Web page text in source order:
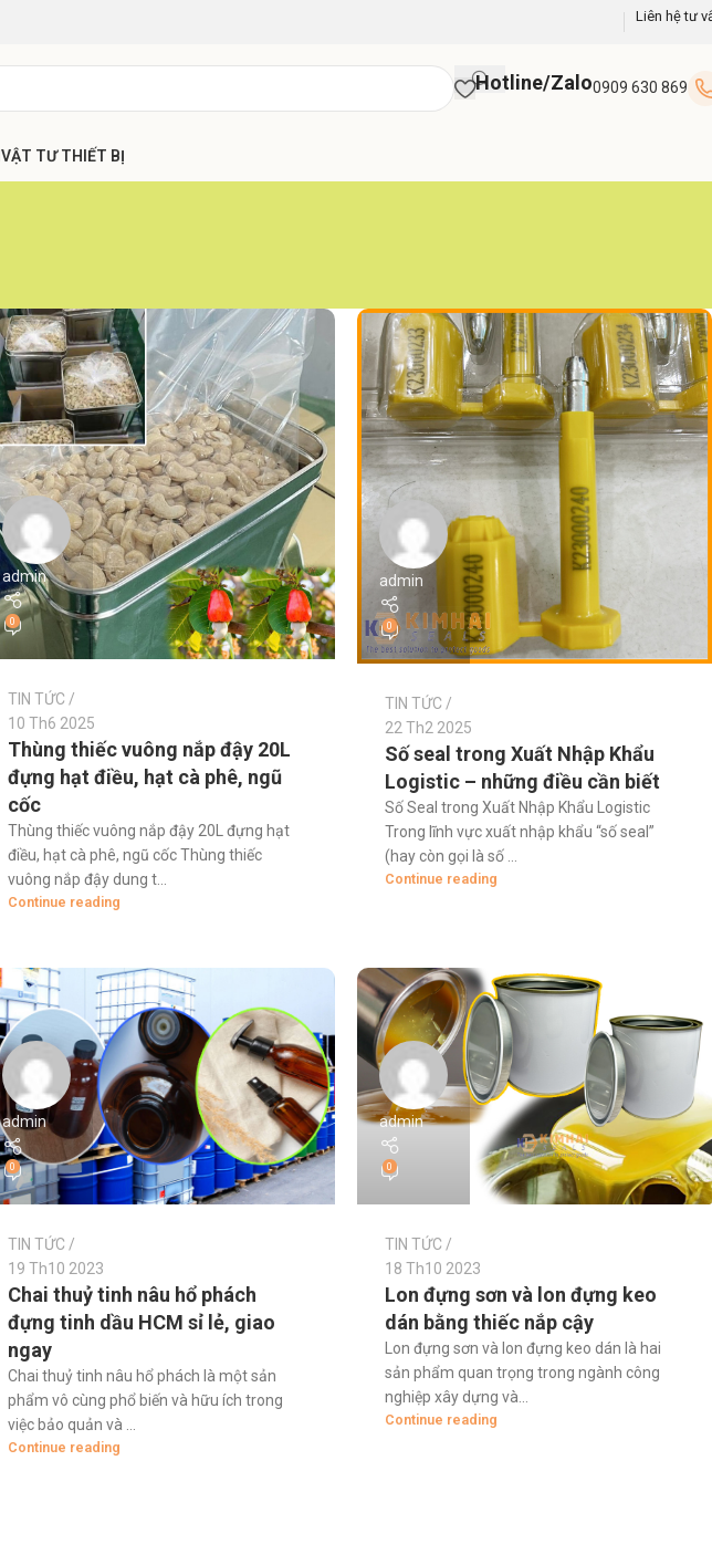
Liên hệ tư
Hotline/Zalo0909 630 869
VẬT TƯ THIẾT BỊ
admin
0
TIN TỨC
10 Th6 2025
Thùng thiếc vuông nắp đậy 20L
đựng hạt điều, hạt cà phê, ngũ
cốc
Thùng thiếc vuông nắp đậy 20L đựng hạt
điều, hạt cà phê, ngũ cốc Thùng thiếc
vuông nắp đậy dung t...
Continue reading
admin
0
TIN TỨC
22 Th2 2025
Số seal trong Xuất Nhập Khẩu
Logistic – những điều cần biết
Số Seal trong Xuất Nhập Khẩu Logistic
Trong lĩnh vực xuất nhập khẩu “số seal”
(hay còn gọi là số ...
Continue reading
admin
0
TIN TỨC
19 Th10 2023
Chai thuỷ tinh nâu hổ phách
đựng tinh dầu HCM sỉ lẻ, giao
ngay
Chai thuỷ tinh nâu hổ phách là một sản
phẩm vô cùng phổ biến và hữu ích trong
việc bảo quản và ...
Continue reading
admin
0
TIN TỨC
18 Th10 2023
Lon đựng sơn và lon đựng keo
dán bằng thiếc nắp cậy
Lon đựng sơn và lon đựng keo dán là hai
sản phẩm quan trọng trong ngành công
nghiệp xây dựng và...
Continue reading